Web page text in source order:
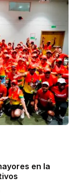
en la